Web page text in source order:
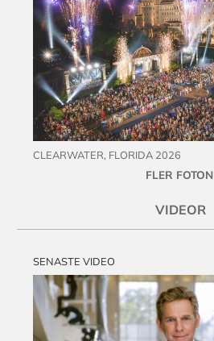
CLEARWATER, FLORIDA 2026
FLER FOTON
VIDEOR
SENASTE VIDEO